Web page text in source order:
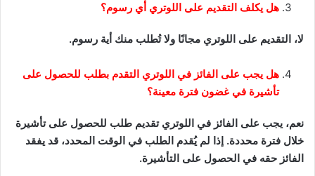
هل يكلف التقديم على اللوتري أي رسوم؟
لا، التقديم على اللوتري مجانًا ولا تُطلب منك أية رسوم.
هل يجب على الفائز في اللوتري التقدم بطلب للحصول على
تأشيرة في غضون فترة معينة؟
نعم، يجب على الفائز في اللوتري تقديم طلب للحصول على تأشيرة
خلال فترة محددة. إذا لم يُقدم الطلب في الوقت المحدد، قد يفقد
الفائز حقه في الحصول على التأشيرة.